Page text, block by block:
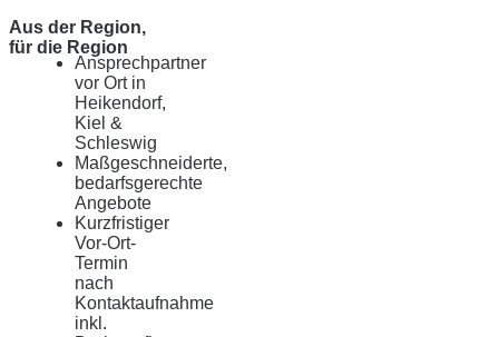
Aus der Region,
für die Region
Ansprechpartner
vor Ort in
Heikendorf,
Kiel &
Schleswig
Maßgeschneiderte,
bedarfsgerechte
Angebote
Kurzfristiger
Vor-Ort-
Termin
nach
Kontaktaufnahme
inkl.